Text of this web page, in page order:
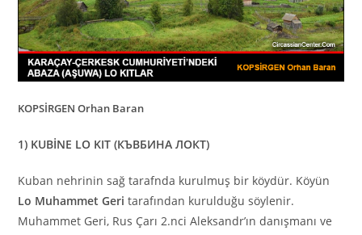
KOPSİRGEN Orhan Baran
1) KUBİNE LO KIT (КЪВБИНА ЛОКТ)
Kuban nehrinin sağ tarafnda kurulmuş bir köydür. Köyün
Lo Muhammet Geri tarafından kurulduğu söylenir.
Muhammet Geri, Rus Çarı 2.nci Aleksandr’ın danışmanı ve